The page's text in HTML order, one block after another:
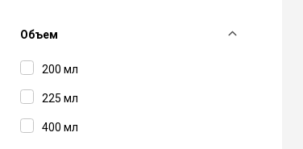
Объем
200 мл
225 мл
400 мл